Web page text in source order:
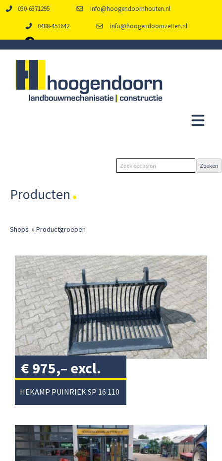
030-6371295 info@hoogendoornhouten.nl
0488-451642 info@hoogendoornzetten.nl
Producten
Shops »Productgroepen
HEKAMP PUINRIEK SP 16 110
€ 975,– excl.
btw/